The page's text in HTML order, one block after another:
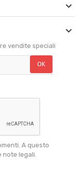


vendite speciali
A questo
legali.